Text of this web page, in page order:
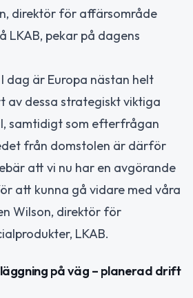
direktör för affärsområde
LKAB, pekar på dagens
dag är Europa nästan helt
av dessa strategiskt viktiga
samtidigt som efterfrågan
från domstolen är därför
att vi nu har en avgörande
att kunna gå vidare med våra
Wilson, direktör för
LKAB.
på väg – planerad drift